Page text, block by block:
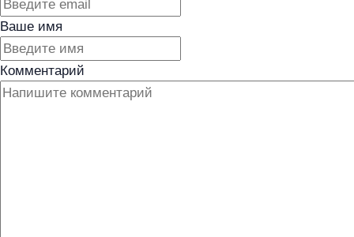
Ваше имя
Комментарий